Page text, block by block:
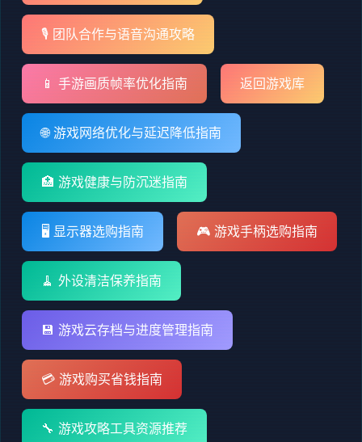
🎙️ 团队合作与语音沟通攻略
📱 手游画质帧率优化指南 返回游戏库
🌐 游戏网络优化与延迟降低指南
🏥 游戏健康与防沉迷指南
🖥️ 显示器选购指南 🎮 游戏手柄选购指南
🧹 外设清洁保养指南
💾 游戏云存档与进度管理指南
💳 游戏购买省钱指南
🔧 游戏攻略工具资源推荐